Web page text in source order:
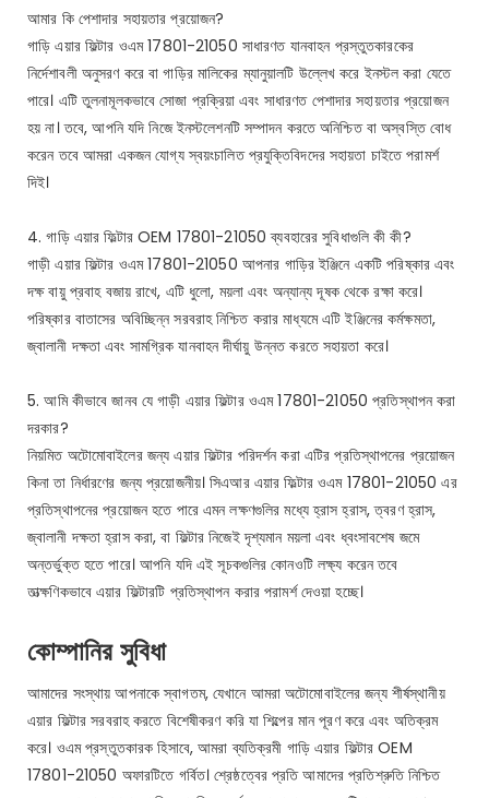
আমার কি পেশাদার সহায়তার প্রয়োজন?
গাড়ি এয়ার ফিল্টার ওএম 17801-21050 সাধারণত যানবাহন প্রস্তুতকারকের
নির্দেশাবলী অনুসরণ করে বা গাড়ির মালিকের ম্যানুয়ালটি উল্লেখ করে ইনস্টল করা যেতে
পারে। এটি তুলনামূলকভাবে সোজা প্রক্রিয়া এবং সাধারণত পেশাদার সহায়তার প্রয়োজন
হয় না। তবে, আপনি যদি নিজে ইনস্টলেশনটি সম্পাদন করতে অনিশ্চিত বা অস্বস্তি বোধ
করেন তবে আমরা একজন যোগ্য স্বয়ংচালিত প্রযুক্তিবিদদের সহায়তা চাইতে পরামর্শ
দিই।
4. গাড়ি এয়ার ফিল্টার OEM 17801-21050 ব্যবহারের সুবিধাগুলি কী কী?
গাড়ী এয়ার ফিল্টার ওএম 17801-21050 আপনার গাড়ির ইঞ্জিনে একটি পরিষ্কার এবং
দক্ষ বায়ু প্রবাহ বজায় রাখে, এটি ধুলো, ময়লা এবং অন্যান্য দূষক থেকে রক্ষা করে।
পরিষ্কার বাতাসের অবিচ্ছিন্ন সরবরাহ নিশ্চিত করার মাধ্যমে এটি ইঞ্জিনের কর্মক্ষমতা,
জ্বালানী দক্ষতা এবং সামগ্রিক যানবাহন দীর্ঘায়ু উন্নত করতে সহায়তা করে।
5. আমি কীভাবে জানব যে গাড়ী এয়ার ফিল্টার ওএম 17801-21050 প্রতিস্থাপন করা
দরকার?
নিয়মিত অটোমোবাইলের জন্য এয়ার ফিল্টার পরিদর্শন করা এটির প্রতিস্থাপনের প্রয়োজন
কিনা তা নির্ধারণের জন্য প্রয়োজনীয়। সিএআর এয়ার ফিল্টার ওএম 17801-21050 এর
প্রতিস্থাপনের প্রয়োজন হতে পারে এমন লক্ষণগুলির মধ্যে হ্রাস হ্রাস, ত্বরণ হ্রাস,
জ্বালানী দক্ষতা হ্রাস করা, বা ফিল্টার নিজেই দৃশ্যমান ময়লা এবং ধ্বংসাবশেষ জমে
অন্তর্ভুক্ত হতে পারে। আপনি যদি এই সূচকগুলির কোনওটি লক্ষ্য করেন তবে
তাত্ক্ষণিকভাবে এয়ার ফিল্টারটি প্রতিস্থাপন করার পরামর্শ দেওয়া হচ্ছে।
কোম্পানির সুবিধা
আমাদের সংস্থায় আপনাকে স্বাগতম, যেখানে আমরা অটোমোবাইলের জন্য শীর্ষস্থানীয়
এয়ার ফিল্টার সরবরাহ করতে বিশেষীকরণ করি যা শিল্পের মান পূরণ করে এবং অতিক্রম
করে। ওএম প্রস্তুতকারক হিসাবে, আমরা ব্যতিক্রমী গাড়ি এয়ার ফিল্টার OEM
17801-21050 অফারটিতে গর্বিত। শ্রেষ্ঠত্বের প্রতি আমাদের প্রতিশ্রুতি নিশ্চিত